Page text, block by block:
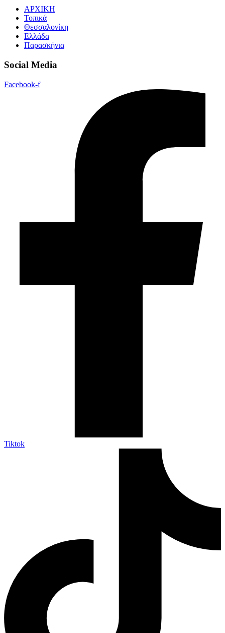
ΑΡΧΙΚΗ
Τοπικά
Θεσσαλονίκη
Ελλάδα
Παρασκήνια
Social Media
Facebook-f
Tiktok